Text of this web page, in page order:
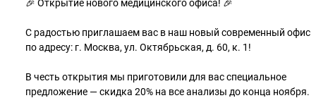
🎉 Открытие нового медицинского офиса! 🎉
С радостью приглашаем вас в наш новый современный офис
по адресу: г. Москва, ул. Октябрьская, д. 60, к. 1!
В честь открытия мы приготовили для вас специальное
предложение — скидка 20% на все анализы до конца ноября.